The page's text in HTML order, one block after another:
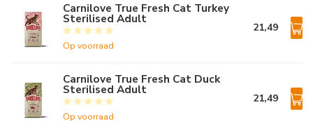
Carnilove True Fresh Cat Turkey
Sterilised Adult
Op voorraad
21,49
Carnilove True Fresh Cat Duck
Sterilised Adult
Op voorraad
21,49